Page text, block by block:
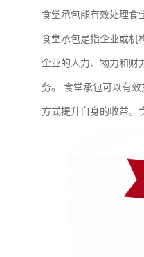
食堂承包能有效处理食
食堂承包是指企业或机
企业的人力、物力和财
务。 食堂承包可以有
方式提升自身的收益。